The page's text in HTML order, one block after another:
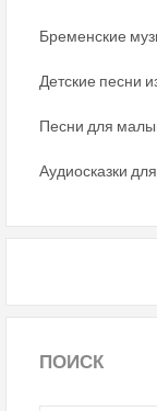
Бременские
Детские песни
Песни для
Аудиосказки
ПОИСК